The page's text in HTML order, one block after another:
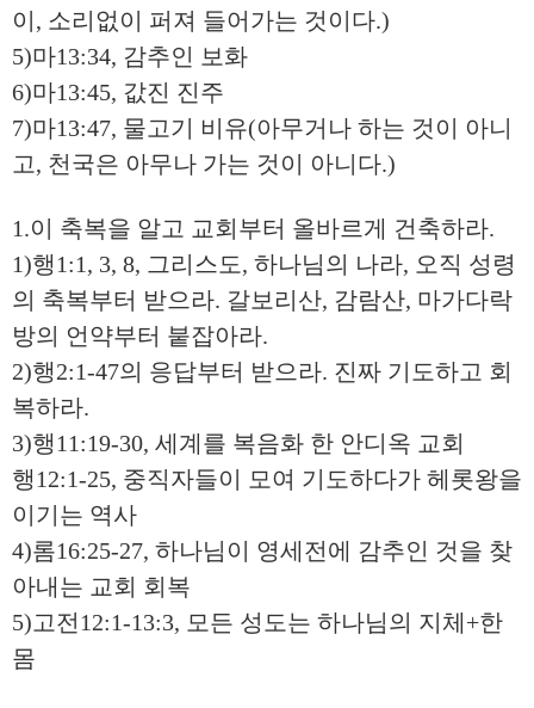
이, 소리없이 퍼져 들어가는 것이다.)
5)마13:34, 감추인 보화
6)마13:45, 값진 진주
7)마13:47, 물고기 비유(아무거나 하는 것이 아니
고, 천국은 아무나 가는 것이 아니다.)
1.이 축복을 알고 교회부터 올바르게 건축하라.
1)행1:1, 3, 8, 그리스도, 하나님의 나라, 오직 성령
의 축복부터 받으라. 갈보리산, 감람산, 마가다락
방의 언약부터 붙잡아라.
2)행2:1-47의 응답부터 받으라. 진짜 기도하고 회
복하라.
3)행11:19-30, 세계를 복음화 한 안디옥 교회
행12:1-25, 중직자들이 모여 기도하다가 헤롯왕을
이기는 역사
4)롬16:25-27, 하나님이 영세전에 감추인 것을 찾
아내는 교회 회복
5)고전12:1-13:3, 모든 성도는 하나님의 지체+한
몸